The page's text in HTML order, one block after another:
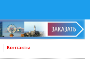
Контакты